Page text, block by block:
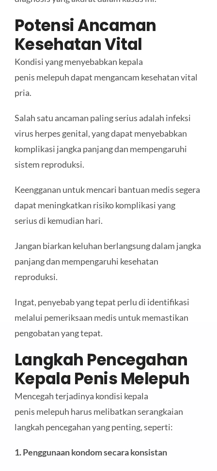
Potensi Ancaman
Kesehatan Vital
Kondisi yang menyebabkan kepala
penis melepuhdapat mengancam kesehatan vital
pria.
Salah satu ancaman paling serius adalah infeksi
virus herpes genital, yang dapat menyebabkan
komplikasi jangka panjang dan mempengaruhi
sistem reproduksi.
Keengganan untuk mencari bantuan medis segera
dapat meningkatkan risiko komplikasi yang
serius di kemudian hari.
Jangan biarkan keluhan berlangsung dalam jangka
panjang dan mempengaruhi kesehatan
reproduksi.
Ingat, penyebab yang tepat perlu di identifikasi
melalui pemeriksaan medis untuk memastikan
pengobatan yang tepat.
Langkah Pencegahan
Kepala Penis Melepuh
Mencegah terjadinya kondisi kepala
penis melepuh harus melibatkan serangkaian
langkah pencegahan yang penting, seperti:
1. Penggunaan kondomsecara konsistan